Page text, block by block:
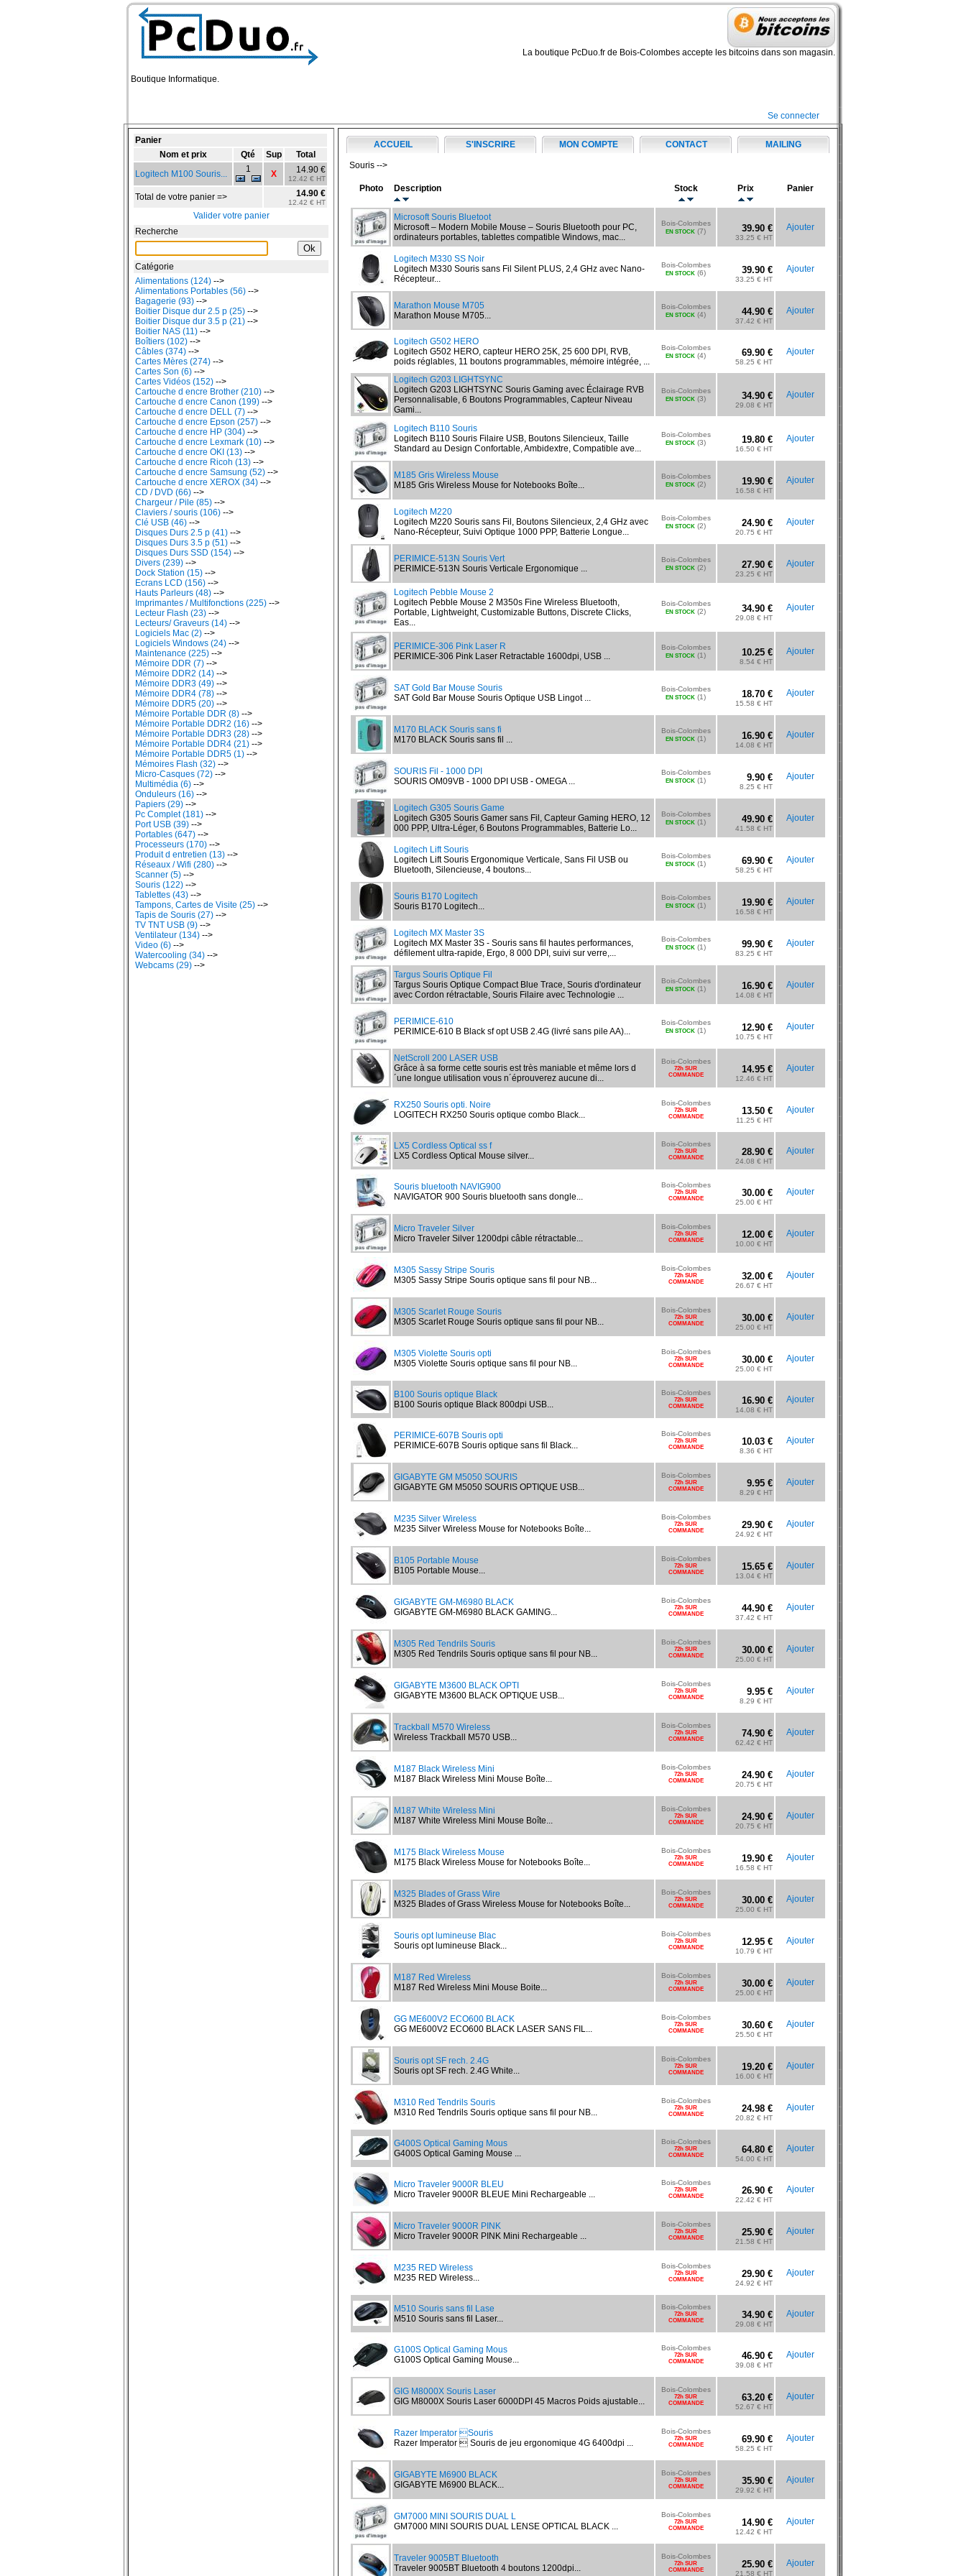
Boutique Informatique.
La boutique PcDuo.fr de Bois-Colombes accepte les bitcoins dans son magasin.
Se connecter
Panier
Nom et prix
Qté Sup
Total
Logitech M100 Souris...
1 X 14.90 €
12.42 € HT
Total de votre panier => 14.90 €
12.42 € HT
Valider votre panier
Recherche
Catégorie
Alimentations (124) -->
Alimentations Portables (56) -->
Bagagerie (93) -->
Boitier Disque dur 2.5 p (25) -->
Boitier Disque dur 3.5 p (21) -->
Boitier NAS (11) -->
Boîtiers (102) -->
Câbles (374) -->
Cartes Mères (274) -->
Cartes Son (6) -->
Cartes Vidéos (152) -->
Cartouche d encre Brother (210) -->
Cartouche d encre Canon (199) -->
Cartouche d encre DELL (7) -->
Cartouche d encre Epson (257) -->
Cartouche d encre HP (304) -->
Cartouche d encre Lexmark (10) -->
Cartouche d encre OKI (13) -->
Cartouche d encre Ricoh (13) -->
Cartouche d encre Samsung (52) -->
Cartouche d encre XEROX (34) -->
CD / DVD (66) -->
Chargeur / Pile (85) -->
Claviers / souris (106) -->
Clé USB (46) -->
Disques Durs 2.5 p (41) -->
Disques Durs 3.5 p (51) -->
Disques Durs SSD (154) -->
Divers (239) -->
Dock Station (15) -->
Ecrans LCD (156) -->
Hauts Parleurs (48) -->
Imprimantes / Multifonctions (225) -->
Lecteur Flash (23) -->
Lecteurs/ Graveurs (14) -->
Logiciels Mac (2) -->
Logiciels Windows (24) -->
Maintenance (225) -->
Mémoire DDR (7) -->
Mémoire DDR2 (14) -->
Mémoire DDR3 (49) -->
Mémoire DDR4 (78) -->
Mémoire DDR5 (20) -->
Mémoire Portable DDR (8) -->
Mémoire Portable DDR2 (16) -->
Mémoire Portable DDR3 (28) -->
Mémoire Portable DDR4 (21) -->
Mémoire Portable DDR5 (1) -->
Mémoires Flash (32) -->
Micro-Casques (72) -->
Multimédia (6) -->
Onduleurs (16) -->
Papiers (29) -->
Pc Complet (181) -->
Port USB (39) -->
Portables (647) -->
Processeurs (170) -->
Produit d entretien (13) -->
Réseaux / Wifi (280) -->
Scanner (5) -->
Souris (122) -->
Tablettes (43) -->
Tampons, Cartes de Visite (25) -->
Tapis de Souris (27) -->
TV TNT USB (9) -->
Ventilateur (134) -->
Video (6) -->
Watercooling (34) -->
Webcams (29) -->
ACCUEIL S'INSCRIRE MON COMPTE CONTACT MAILING
Souris -->
Photo Description Stock Prix Panier
Microsoft Souris Bluetoot
Microsoft – Modern Mobile Mouse – Souris Bluetooth pour PC,
ordinateurs portables, tablettes compatible Windows, mac...
Bois-Colombes
EN STOCK (7) 39.90 €
33.25 € HT
Ajouter
Logitech M330 SS Noir
Logitech M330 Souris sans Fil Silent PLUS, 2,4 GHz avec Nano-
Récepteur...
Bois-Colombes
EN STOCK (6) 39.90 €
33.25 € HT
Ajouter
Marathon Mouse M705
Marathon Mouse M705...
Bois-Colombes
EN STOCK (4) 44.90 €
37.42 € HT
Ajouter
Logitech G502 HERO
Logitech G502 HERO, capteur HERO 25K, 25 600 DPI, RVB,
poids réglables, 11 boutons programmables, mémoire intégrée, ...
Bois-Colombes
EN STOCK (4) 69.90 €
58.25 € HT
Ajouter
Logitech G203 LIGHTSYNC
Logitech G203 LIGHTSYNC Souris Gaming avec Éclairage RVB
Personnalisable, 6 Boutons Programmables, Capteur Niveau
Gami...
Bois-Colombes
EN STOCK (3) 34.90 €
29.08 € HT
Ajouter
Logitech B110 Souris
Logitech B110 Souris Filaire USB, Boutons Silencieux, Taille
Standard au Design Confortable, Ambidextre, Compatible ave...
Bois-Colombes
EN STOCK (3) 19.80 €
16.50 € HT
Ajouter
M185 Gris Wireless Mouse
M185 Gris Wireless Mouse for Notebooks Boîte...
Bois-Colombes
EN STOCK (2) 19.90 €
16.58 € HT
Ajouter
Logitech M220
Logitech M220 Souris sans Fil, Boutons Silencieux, 2,4 GHz avec
Nano-Récepteur, Suivi Optique 1000 PPP, Batterie Longue...
Bois-Colombes
EN STOCK (2) 24.90 €
20.75 € HT
Ajouter
PERIMICE-513N Souris Vert
PERIMICE-513N Souris Verticale Ergonomique ...
Bois-Colombes
EN STOCK (2) 27.90 €
23.25 € HT
Ajouter
Logitech Pebble Mouse 2
Logitech Pebble Mouse 2 M350s Fine Wireless Bluetooth,
Portable, Lightweight, Customizable Buttons, Discrete Clicks,
Eas...
Bois-Colombes
EN STOCK (2) 34.90 €
29.08 € HT
Ajouter
PERIMICE-306 Pink Laser R
PERIMICE-306 Pink Laser Retractable 1600dpi, USB ...
Bois-Colombes
EN STOCK (1) 10.25 €
8.54 € HT
Ajouter
SAT Gold Bar Mouse Souris
SAT Gold Bar Mouse Souris Optique USB Lingot ...
Bois-Colombes
EN STOCK (1) 18.70 €
15.58 € HT
Ajouter
M170 BLACK Souris sans fi
M170 BLACK Souris sans fil ...
Bois-Colombes
EN STOCK (1) 16.90 €
14.08 € HT
Ajouter
SOURIS Fil - 1000 DPI
SOURIS OM09VB - 1000 DPI USB - OMEGA ...
Bois-Colombes
EN STOCK (1) 9.90 €
8.25 € HT
Ajouter
Logitech G305 Souris Game
Logitech G305 Souris Gamer sans Fil, Capteur Gaming HERO, 12
000 PPP, Ultra-Léger, 6 Boutons Programmables, Batterie Lo...
Bois-Colombes
EN STOCK (1) 49.90 €
41.58 € HT
Ajouter
Logitech Lift Souris
Logitech Lift Souris Ergonomique Verticale, Sans Fil USB ou
Bluetooth, Silencieuse, 4 boutons...
Bois-Colombes
EN STOCK (1) 69.90 €
58.25 € HT
Ajouter
Souris B170 Logitech
Souris B170 Logitech...
Bois-Colombes
EN STOCK (1) 19.90 €
16.58 € HT
Ajouter
Logitech MX Master 3S
Logitech MX Master 3S - Souris sans fil hautes performances,
défilement ultra-rapide, Ergo, 8 000 DPI, suivi sur verre,...
Bois-Colombes
EN STOCK (1) 99.90 €
83.25 € HT
Ajouter
Targus Souris Optique Fil
Targus Souris Optique Compact Blue Trace, Souris d'ordinateur
avec Cordon rétractable, Souris Filaire avec Technologie ...
Bois-Colombes
EN STOCK (1) 16.90 €
14.08 € HT
Ajouter
PERIMICE-610
PERIMICE-610 B Black sf opt USB 2.4G (livré sans pile AA)...
Bois-Colombes
EN STOCK (1) 12.90 €
10.75 € HT
Ajouter
NetScroll 200 LASER USB
Grâce à sa forme cette souris est très maniable et même lors d
´une longue utilisation vous n´éprouverez aucune di...
Bois-Colombes
72h SUR
COMMANDE
14.95 €
12.46 € HT
Ajouter
RX250 Souris opti. Noire
LOGITECH RX250 Souris optique combo Black...
Bois-Colombes
72h SUR
COMMANDE
13.50 €
11.25 € HT
Ajouter
LX5 Cordless Optical ss f
LX5 Cordless Optical Mouse silver...
Bois-Colombes
72h SUR
COMMANDE
28.90 €
24.08 € HT
Ajouter
Souris bluetooth NAVIG900
NAVIGATOR 900 Souris bluetooth sans dongle...
Bois-Colombes
72h SUR
COMMANDE
30.00 €
25.00 € HT
Ajouter
Micro Traveler Silver
Micro Traveler Silver 1200dpi câble rétractable...
Bois-Colombes
72h SUR
COMMANDE
12.00 €
10.00 € HT
Ajouter
M305 Sassy Stripe Souris
M305 Sassy Stripe Souris optique sans fil pour NB...
Bois-Colombes
72h SUR
COMMANDE
32.00 €
26.67 € HT
Ajouter
M305 Scarlet Rouge Souris
M305 Scarlet Rouge Souris optique sans fil pour NB...
Bois-Colombes
72h SUR
COMMANDE
30.00 €
25.00 € HT
Ajouter
M305 Violette Souris opti
M305 Violette Souris optique sans fil pour NB...
Bois-Colombes
72h SUR
COMMANDE
30.00 €
25.00 € HT
Ajouter
B100 Souris optique Black
B100 Souris optique Black 800dpi USB...
Bois-Colombes
72h SUR
COMMANDE
16.90 €
14.08 € HT
Ajouter
PERIMICE-607B Souris opti
PERIMICE-607B Souris optique sans fil Black...
Bois-Colombes
72h SUR
COMMANDE
10.03 €
8.36 € HT
Ajouter
GIGABYTE GM M5050 SOURIS
GIGABYTE GM M5050 SOURIS OPTIQUE USB...
Bois-Colombes
72h SUR
COMMANDE
9.95 €
8.29 € HT
Ajouter
M235 Silver Wireless
M235 Silver Wireless Mouse for Notebooks Boîte...
Bois-Colombes
72h SUR
COMMANDE
29.90 €
24.92 € HT
Ajouter
B105 Portable Mouse
B105 Portable Mouse...
Bois-Colombes
72h SUR
COMMANDE
15.65 €
13.04 € HT
Ajouter
GIGABYTE GM-M6980 BLACK
GIGABYTE GM-M6980 BLACK GAMING...
Bois-Colombes
72h SUR
COMMANDE
44.90 €
37.42 € HT
Ajouter
M305 Red Tendrils Souris
M305 Red Tendrils Souris optique sans fil pour NB...
Bois-Colombes
72h SUR
COMMANDE
30.00 €
25.00 € HT
Ajouter
GIGABYTE M3600 BLACK OPTI
GIGABYTE M3600 BLACK OPTIQUE USB...
Bois-Colombes
72h SUR
COMMANDE
9.95 €
8.29 € HT
Ajouter
Trackball M570 Wireless
Wireless Trackball M570 USB...
Bois-Colombes
72h SUR
COMMANDE
74.90 €
62.42 € HT
Ajouter
M187 Black Wireless Mini
M187 Black Wireless Mini Mouse Boîte...
Bois-Colombes
72h SUR
COMMANDE
24.90 €
20.75 € HT
Ajouter
M187 White Wireless Mini
M187 White Wireless Mini Mouse Boîte...
Bois-Colombes
72h SUR
COMMANDE
24.90 €
20.75 € HT
Ajouter
M175 Black Wireless Mouse
M175 Black Wireless Mouse for Notebooks Boîte...
Bois-Colombes
72h SUR
COMMANDE
19.90 €
16.58 € HT
Ajouter
M325 Blades of Grass Wire
M325 Blades of Grass Wireless Mouse for Notebooks Boîte...
Bois-Colombes
72h SUR
COMMANDE
30.00 €
25.00 € HT
Ajouter
Souris opt lumineuse Blac
Souris opt lumineuse Black...
Bois-Colombes
72h SUR
COMMANDE
12.95 €
10.79 € HT
Ajouter
M187 Red Wireless
M187 Red Wireless Mini Mouse Boite...
Bois-Colombes
72h SUR
COMMANDE
30.00 €
25.00 € HT
Ajouter
GG ME600V2 ECO600 BLACK
GG ME600V2 ECO600 BLACK LASER SANS FIL...
Bois-Colombes
72h SUR
COMMANDE
30.60 €
25.50 € HT
Ajouter
Souris opt SF rech. 2.4G
Souris opt SF rech. 2.4G White...
Bois-Colombes
72h SUR
COMMANDE
19.20 €
16.00 € HT
Ajouter
M310 Red Tendrils Souris
M310 Red Tendrils Souris optique sans fil pour NB...
Bois-Colombes
72h SUR
COMMANDE
24.98 €
20.82 € HT
Ajouter
G400S Optical Gaming Mous
G400S Optical Gaming Mouse ...
Bois-Colombes
72h SUR
COMMANDE
64.80 €
54.00 € HT
Ajouter
Micro Traveler 9000R BLEU
Micro Traveler 9000R BLEUE Mini Rechargeable ...
Bois-Colombes
72h SUR
COMMANDE
26.90 €
22.42 € HT
Ajouter
Micro Traveler 9000R PINK
Micro Traveler 9000R PINK Mini Rechargeable ...
Bois-Colombes
72h SUR
COMMANDE
25.90 €
21.58 € HT
Ajouter
M235 RED Wireless
M235 RED Wireless...
Bois-Colombes
72h SUR
COMMANDE
29.90 €
24.92 € HT
Ajouter
M510 Souris sans fil Lase
M510 Souris sans fil Laser...
Bois-Colombes
72h SUR
COMMANDE
34.90 €
29.08 € HT
Ajouter
G100S Optical Gaming Mous
G100S Optical Gaming Mouse...
Bois-Colombes
72h SUR
COMMANDE
46.90 €
39.08 € HT
Ajouter
GIG M8000X Souris Laser
GIG M8000X Souris Laser 6000DPI 45 Macros Poids ajustable...
Bois-Colombes
72h SUR
COMMANDE
63.20 €
52.67 € HT
Ajouter
Razer Imperator Souris
Razer Imperator  Souris de jeu ergonomique 4G 6400dpi ...
Bois-Colombes
72h SUR
COMMANDE
69.90 €
58.25 € HT
Ajouter
GIGABYTE M6900 BLACK
GIGABYTE M6900 BLACK...
Bois-Colombes
72h SUR
COMMANDE
35.90 €
29.92 € HT
Ajouter
GM7000 MINI SOURIS DUAL L
GM7000 MINI SOURIS DUAL LENSE OPTICAL BLACK ...
Bois-Colombes
72h SUR
COMMANDE
14.90 €
12.42 € HT
Ajouter
Traveler 9005BT Bluetooth
Traveler 9005BT Bluetooth 4 boutons 1200dpi...
Bois-Colombes
72h SUR
COMMANDE
25.90 €
21.58 € HT
Ajouter